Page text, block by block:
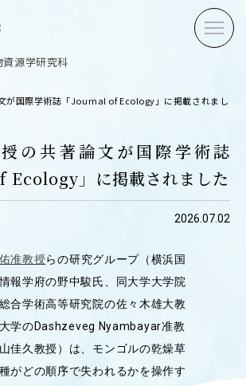
資源学研究科
受験生の方へ 在学生
OPEN CAMPUS
オープンキャンパス
OUR OPEN
が国際学術誌「Journal of Ecology」に掲載されまし
の共著論文が国際学術誌
Ecology」に掲載されました
2026.07.02
准教授らの研究グループ（横浜国
報学府の野中駿氏、同大学大学院
合学術高等研究院の佐々木雄大教
学のDashzeveg Nyambayar准教
佳久教授）は、モンゴルの乾燥草
がどの順序で失われるかを操作す